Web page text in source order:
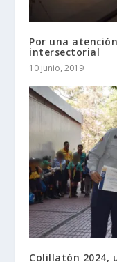
Por una
intersectorial
10 junio, 2019
Colillatón 2024,